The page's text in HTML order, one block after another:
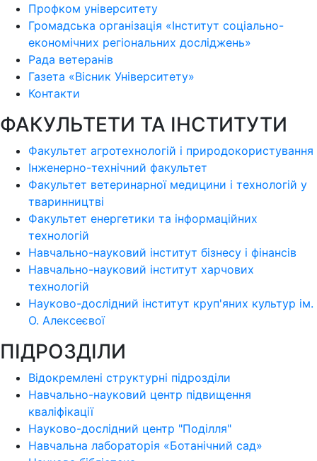
Профком університету
Громадська організація «Інститут соціально-
економічних регіональних досліджень»
Рада ветеранів
Газета «Вісник Університету»
Контакти
ФАКУЛЬТЕТИ ТА ІНСТИТУТИ
Факультет агротехнологій і природокористування
Інженерно-технічний факультет
Факультет ветеринарної медицини і технологій у
тваринництві
Факультет енергетики та інформаційних
технологій
Навчально-науковий інститут бізнесу і фінансів
Навчально-науковий інститут харчових
технологій
Науково-дослідний інститут круп'яних культур ім.
О. Алексеєвої
ПІДРОЗДІЛИ
Відокремлені структурні підрозділи
Навчально-науковий центр підвищення
кваліфікації
Науково-дослідний центр "Поділля"
Навчальна лабораторія «Ботанічний сад»